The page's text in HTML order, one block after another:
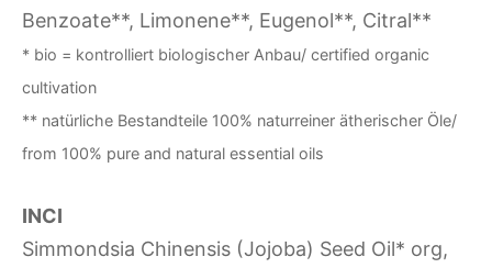
Benzoate**, Limonene**, Eugenol**, Citral**
* bio = kontrolliert biologischer Anbau/ certified organic
cultivation
** natürliche Bestandteile 100% naturreiner ätherischer Öle/
from 100% pure and natural essential oils
INCI
Simmondsia Chinensis (Jojoba) Seed Oil* org,